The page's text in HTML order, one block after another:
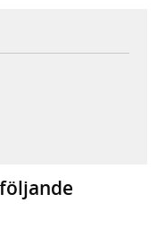
webbplats,
webbplats,